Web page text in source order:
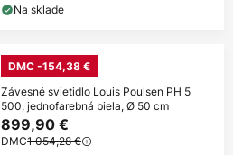
Na sklade
DMC -154,38 €
Závesné svietidlo Louis Poulsen PH 5
500, jednofarebná biela, Ø 50 cm
899,90 €
DMC1 054,28 €